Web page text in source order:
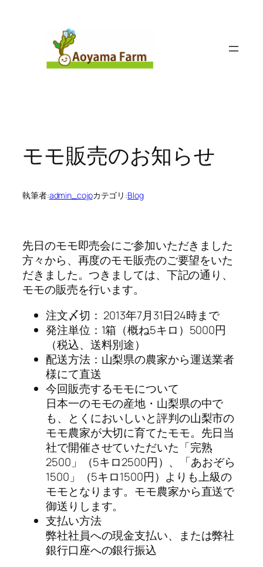
モモ販売のお知らせ
執筆者:admin_cojpカテゴリ:Blog
先日のモモ即売会にご参加いただきました
方々から、再度のモモ販売のご要望をいた
だきました。つきましては、下記の通り、
モモの販売を行います。
注文〆切： 2013年7月31日24時まで
発注単位：1箱（概ね5キロ）5000円
（税込、送料別途）
配送方法：山梨県の農家から運送業者
様にて直送
今回販売するモモについて
日本一のモモの産地・山梨県の中で
も、とくにおいしいと評判の山梨市の
モモ農家が大切に育てたモモ。先日当
社で開催させていただいた「完熟
2500」（5キロ2500円）、「あおぞら
1500」（5キロ1500円）よりも上級の
モモとなります。モモ農家から直送で
御送りします。
支払い方法
弊社社員への現金支払い、または弊社
銀行口座への銀行振込